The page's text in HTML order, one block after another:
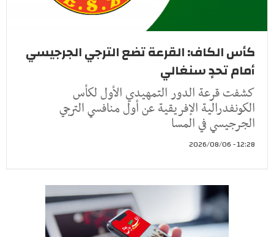
كأس الكاف: القرعة تضع الترجي الجرجيسي
أمام تحدٍ سنغالي
كشفت قرعة الدور التمهيدي الأول لكأس
الكونفدرالية الإفريقية عن أول منافسي الترجي
الجرجيسي في المسا
12:28 - 2026/08/06